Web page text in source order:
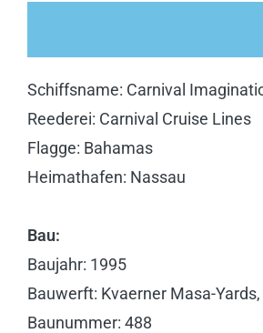
Schiffsname: Carnival
Reederei: Carnival Cruise Lines
Flagge: Bahamas
Heimathafen: Nassau
Bau:
Baujahr: 1995
Bauwerft: Kvaerner Masa-
Baunummer: 488